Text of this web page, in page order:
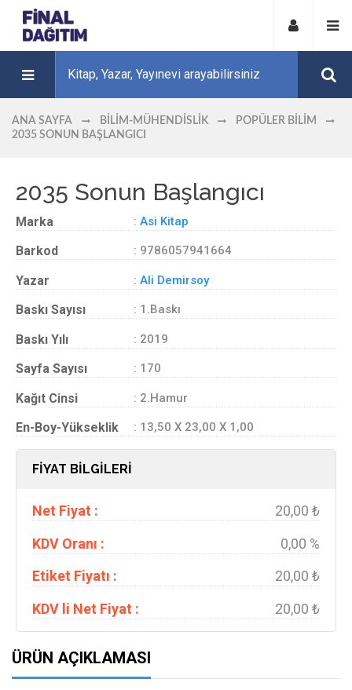
ANA SAYFA BILIM-MÜHENDISLIK
POPÜLER BILIM
2035 SONUN BAŞLANGICI
2035 Sonun Başlangıcı
Marka : Asi Kitap
Barkod : 9786057941664
Yazar : Ali Demirsoy
Baskı Sayısı : 1.Baskı
Baskı Yılı : 2019
Sayfa Sayısı : 170
Kağıt Cinsi : 2.Hamur
En-Boy-Yükseklik : 13,50 X 23,00 X 1,00
FİYAT BİLGİLERİ
Net Fiyat :
20,00 ₺
KDV Oranı :
0,00 %
Etiket Fiyatı :
20,00 ₺
KDV li Net Fiyat :
20,00 ₺
ÜRÜN AÇIKLAMASI